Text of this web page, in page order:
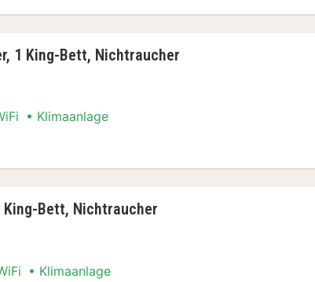
1 King-Bett, Nichtraucher
Klimaanlage
Bett, Nichtraucher
Klimaanlage